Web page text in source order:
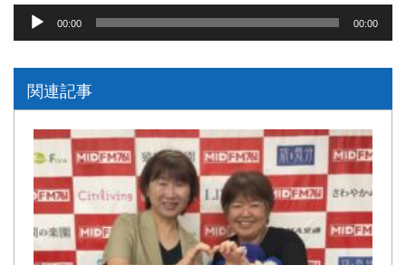
声
プ
ー
00:00 00:00
関連記事